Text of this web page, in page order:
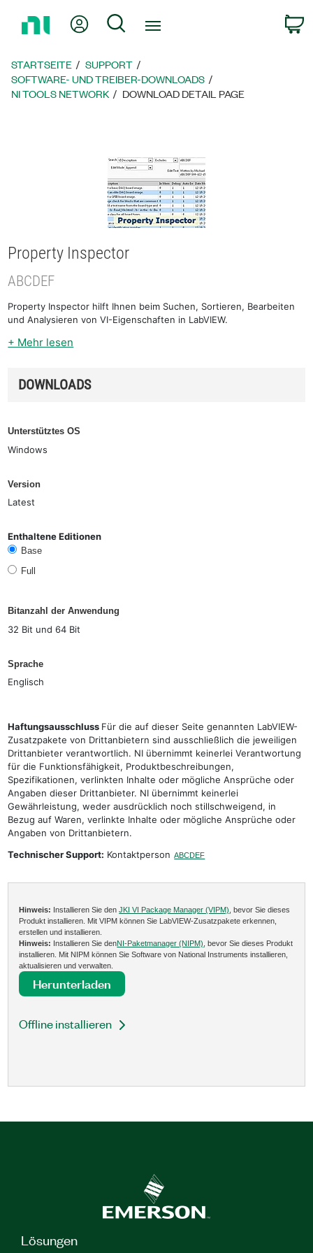
zur
Mein KontoSuche
STARTSEITE
SUPPORT
SOFTWARE- UND TREIBER-DOWNLOADS
NI TOOLS NETWORK
DOWNLOAD DETAIL PAGE
Property Inspector
ABCDEF
Property Inspector hilft Ihnen beim Suchen, Sortieren, Bearbeiten
und Analysieren von VI-Eigenschaften in LabVIEW.
+ Mehr lesen
DOWNLOADS
Unterstütztes OS
Windows
Version
Latest
Enthaltene Editionen
Base
Full
Bitanzahl der Anwendung
32 Bit und 64 Bit
Sprache
Englisch
Haftungsausschluss Für die auf dieser Seite genannten LabVIEW-
Zusatzpakete von Drittanbietern sind ausschließlich die jeweiligen
Drittanbieter verantwortlich. NI übernimmt keinerlei Verantwortung
für die Funktionsfähigkeit, Produktbeschreibungen,
Spezifikationen, verlinkten Inhalte oder mögliche Ansprüche oder
Angaben dieser Drittanbieter. NI übernimmt keinerlei
Gewährleistung, weder ausdrücklich noch stillschweigend, in
Bezug auf Waren, verlinkte Inhalte oder mögliche Ansprüche oder
Angaben von Drittanbietern.
Technischer Support: Kontaktperson ABCDEF
Hinweis: Installieren Sie denJKI VI Package Manager (VIPM) , bevor Sie dieses
Produkt installieren. Mit VIPM können Sie LabVIEW-Zusatzpakete erkennen,
erstellen und installieren.
Hinweis: Installieren Sie denNI-Paketmanager (NIPM) , bevor Sie dieses Produkt
installieren. Mit NIPM können Sie Software von National Instruments installieren,
aktualisieren und verwalten.
Herunterladen
Offline installieren
Lösungen